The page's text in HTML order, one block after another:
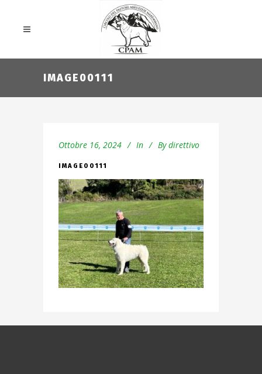
IMAGE00111
Ottobre 16, 2024 In By direttivo
IMAGE00111